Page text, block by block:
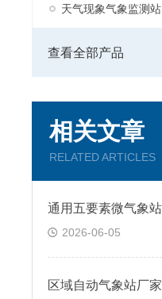
天气现象气象监测站
查看全部产品
相关文章
RELATED ARTICLES
2026-06-05